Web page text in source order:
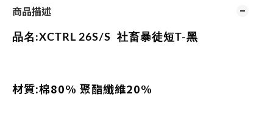
商品描述
品名:XCTRL 26S/S 社畜暴徒短T-黑
材質:棉80% 聚酯纖維20%